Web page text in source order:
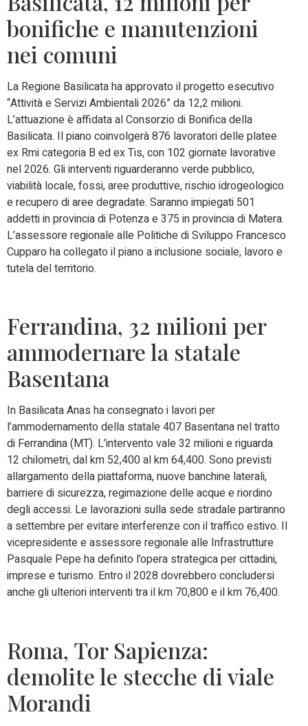
bonifiche e manutenzioni
nei comuni
La Regione Basilicata ha approvato il progetto esecutivo
“Attività e Servizi Ambientali 2026” da 12,2 milioni.
L’attuazione è affidata al Consorzio di Bonifica della
Basilicata. Il piano coinvolgerà 876 lavoratori delle platee
ex Rmi categoria B ed ex Tis, con 102 giornate lavorative
nel 2026. Gli interventi riguarderanno verde pubblico,
viabilità locale, fossi, aree produttive, rischio idrogeologico
e recupero di aree degradate. Saranno impiegati 501
addetti in provincia di Potenza e 375 in provincia di Matera.
L’assessore regionale alle Politiche di Sviluppo Francesco
Cupparo ha collegato il piano a inclusione sociale, lavoro e
tutela del territorio.
Ferrandina, 32 milioni per
ammodernare la statale
Basentana
In Basilicata Anas ha consegnato i lavori per
l’ammodernamento della statale 407 Basentana nel tratto
di Ferrandina (MT). L’intervento vale 32 milioni e riguarda
12 chilometri, dal km 52,400 al km 64,400. Sono previsti
allargamento della piattaforma, nuove banchine laterali,
barriere di sicurezza, regimazione delle acque e riordino
degli accessi. Le lavorazioni sulla sede stradale partiranno
a settembre per evitare interferenze con il traffico estivo. Il
vicepresidente e assessore regionale alle Infrastrutture
Pasquale Pepe ha definito l’opera strategica per cittadini,
imprese e turismo. Entro il 2028 dovrebbero concludersi
anche gli ulteriori interventi tra il km 70,800 e il km 76,400.
Roma, Tor Sapienza:
demolite le stecche di viale
Morandi